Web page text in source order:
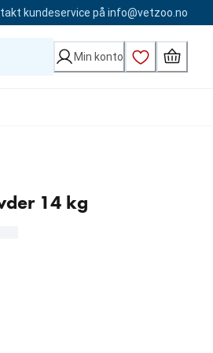
kundeservice på info@vetzoo.no
Min konto
14 kg